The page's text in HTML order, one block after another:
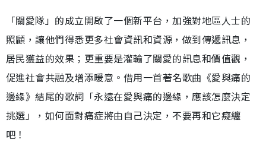
「關愛隊」的成立開啟了一個新平台，加強對地區人士的
照顧，讓他們得悉更多社會資訊和資源，做到傳遞訊息，
居民獲益的效果；更重要是灌輸了關愛的訊息和價值觀，
促進社會共融及增添暖意。借用一首著名歌曲《愛與痛的
邊緣》結尾的歌詞「永遠在愛與痛的邊緣，應該怎麼決定
挑選」，如何面對痛症將由自己決定，不要再和它癡纏
吧！